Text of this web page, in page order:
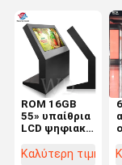
ROM 16GB
55» υπαίθρια
LCD ψηφιακά
παράθυρα
Καλύτερη τιμή